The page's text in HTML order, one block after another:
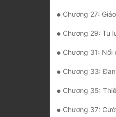
Chương 27:
Chương 29: Tu
Chương 31: Nổi
Chương 33:
Chương 35:
Chương 37: